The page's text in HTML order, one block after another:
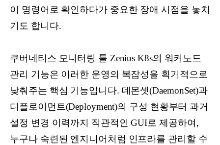
이 명령어로 확인하다가 중요한 장애 시점을 놓치
기도 합니다.
쿠버네티스 모니터링 툴 Zenius K8s의 워커노드
관리 기능은 이러한 운영의 복잡성을 획기적으로
낮춰주는 핵심 기능입니다. 데몬셋(DaemonSet)과
디플로이먼트(Deployment)의 구성 현황부터 과거
설정 변경 이력까지 직관적인 GUI로 제공하여,
누구나 숙련된 엔지니어처럼 인프라를 관리할 수